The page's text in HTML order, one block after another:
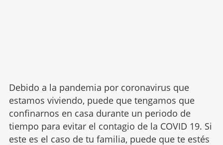
Debido a la pandemia por coronavirus que
estamos viviendo, puede que tengamos que
confinarnos en casa durante un periodo de
tiempo para evitar el contagio de la COVID 19. Si
este es el caso de tu familia, puede que te estés